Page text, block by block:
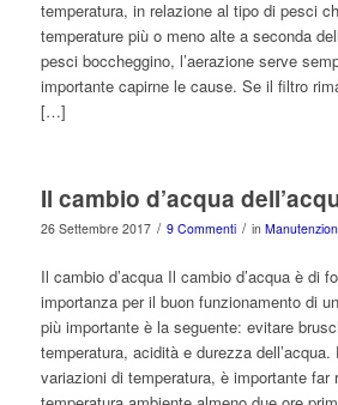
temperatura, in relazione al tipo di pesci
temperature più o meno alte a seconda
pesci boccheggino, l’aerazione serve
importante capirne le cause. Se il filtro
[…]
Il cambio d’acqua
26 Settembre 2017 / 9 Commenti / in
Il cambio d’acqua Il cambio d’acqua è di
importanza per il buon funzionamento di
più importante è la seguente: evitare
temperatura, acidità e durezza
variazioni di temperatura, è importante far